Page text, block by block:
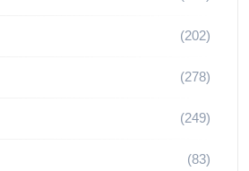
(202)
(278)
(249)
(83)